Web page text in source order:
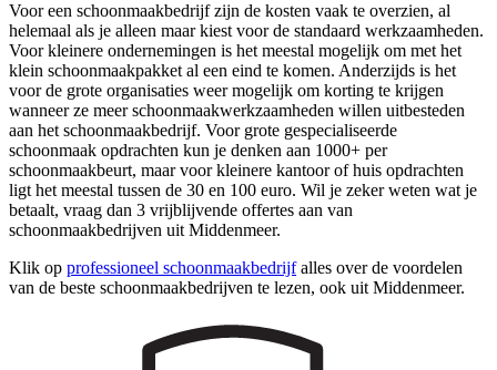
Voor een schoonmaakbedrijf zijn de kosten vaak te overzien, al
helemaal als je alleen maar kiest voor de standaard werkzaamheden.
Voor kleinere ondernemingen is het meestal mogelijk om met het
klein schoonmaakpakket al een eind te komen. Anderzijds is het
voor de grote organisaties weer mogelijk om korting te krijgen
wanneer ze meer schoonmaakwerkzaamheden willen uitbesteden
aan het schoonmaakbedrijf. Voor grote gespecialiseerde
schoonmaak opdrachten kun je denken aan 1000+ per
schoonmaakbeurt, maar voor kleinere kantoor of huis opdrachten
ligt het meestal tussen de 30 en 100 euro. Wil je zeker weten wat je
betaalt, vraag dan 3 vrijblijvende offertes aan van
schoonmaakbedrijven uit Middenmeer.
Klik op professioneel schoonmaakbedrijfalles over de voordelen
van de beste schoonmaakbedrijven te lezen, ook uit Middenmeer.